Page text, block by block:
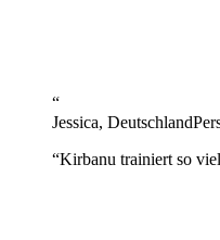
“
Jessica, Deutschland
“Kirbanu trainiert so